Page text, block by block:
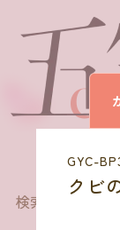
検索結果
GYC-
クビ